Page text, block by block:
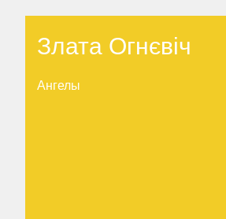
Злата Огнєвіч
Ангелы